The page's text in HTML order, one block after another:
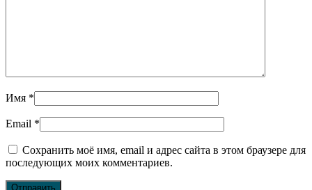
Имя *
Email *
Сохранить моё имя, email и адрес сайта в этом браузере для
последующих моих комментариев.